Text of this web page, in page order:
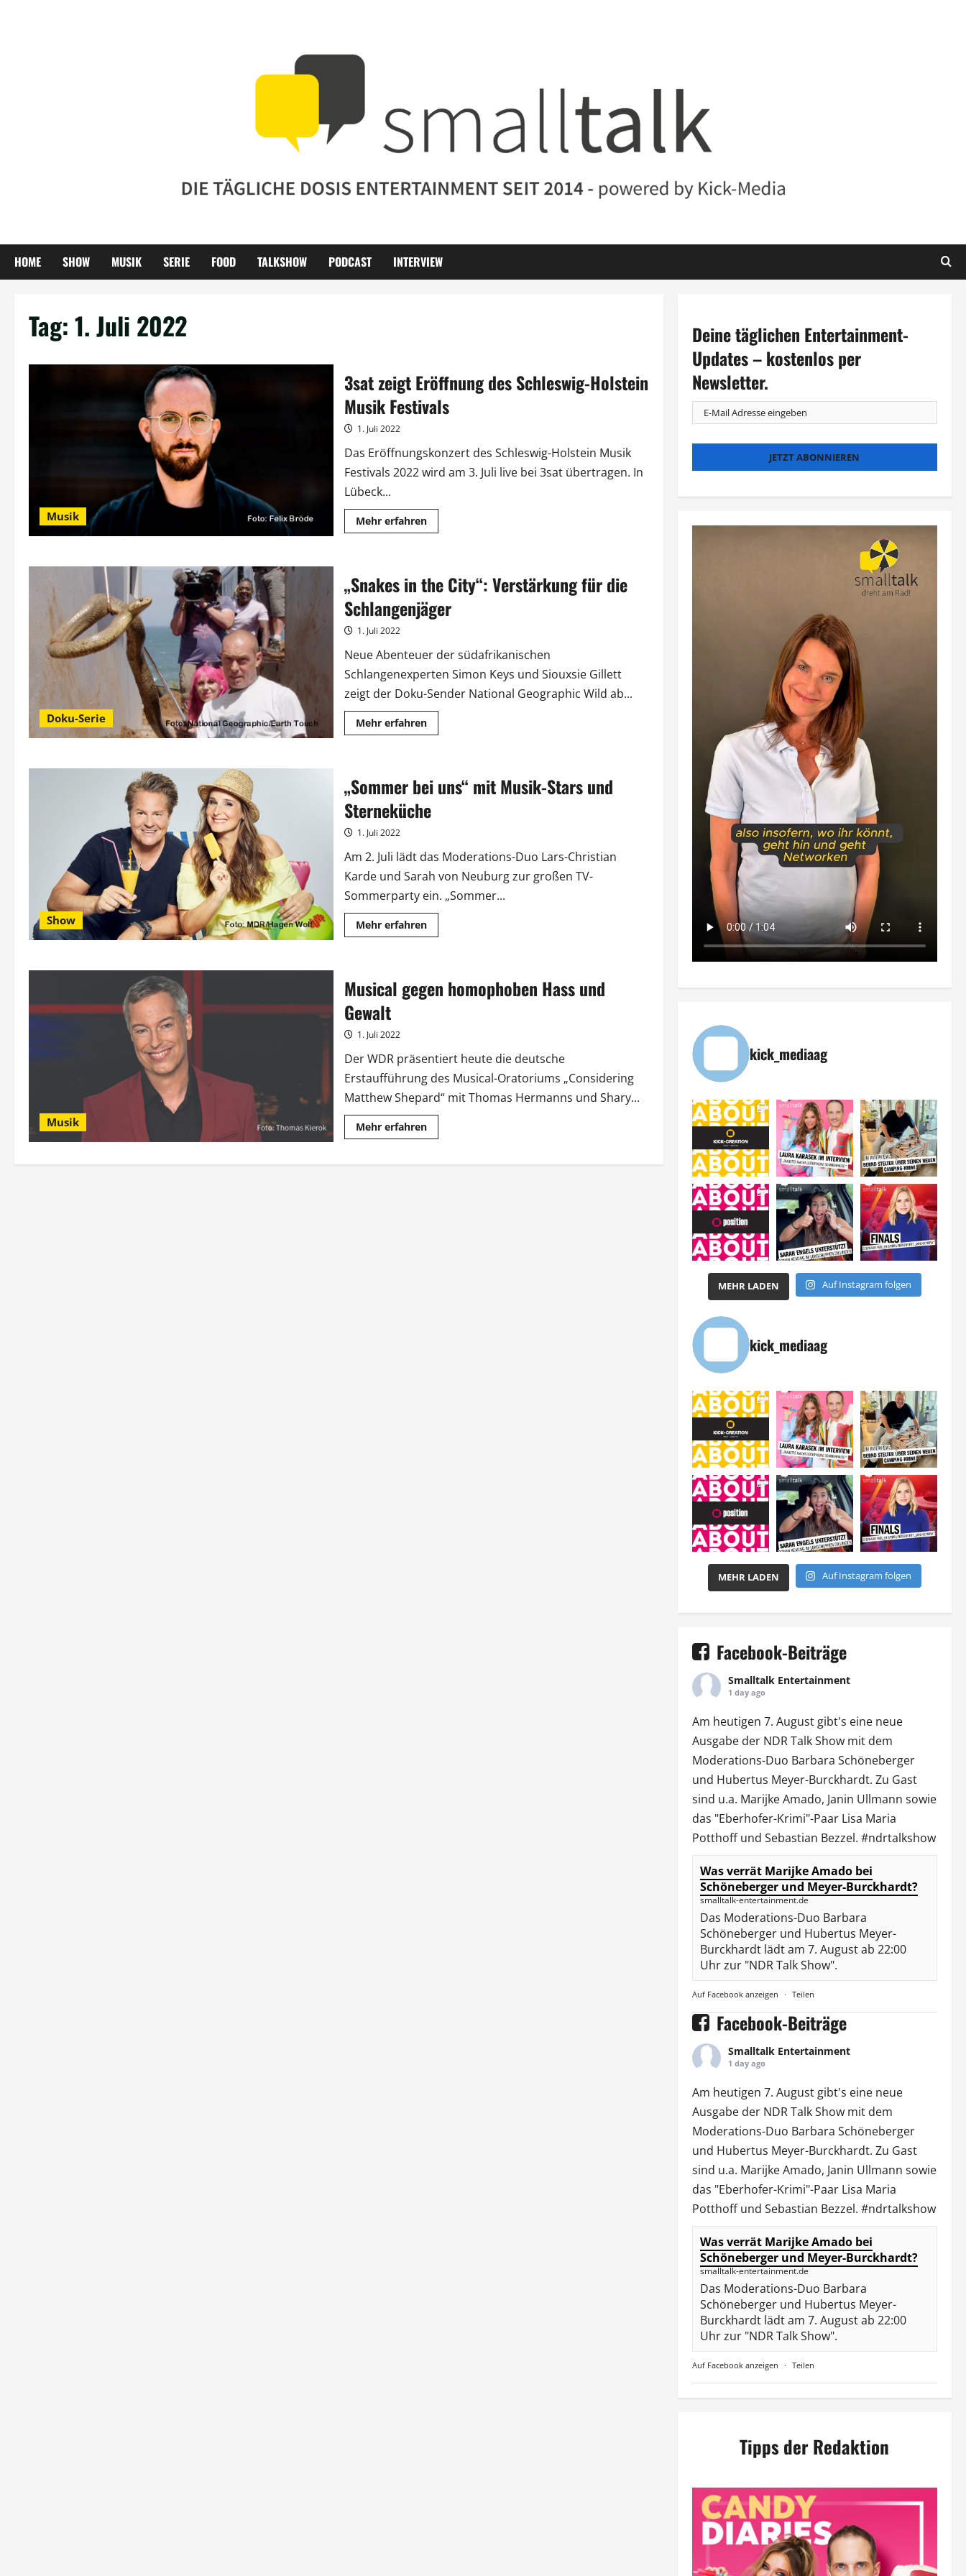
HOME SHOW MUSIK SERIE FOOD TALKSHOW PODCAST INTERVIEW
Tag:1. Juli 2022
Musik
3sat zeigt Eröffnung des Schleswig-Holstein
Musik Festivals
1. Juli 2022
Das Eröffnungskonzert des Schleswig-Holstein Musik
Festivals 2022 wird am 3. Juli live bei 3sat übertragen. In
Lübeck...
Mehr erfahrenMehr
Informationen
des
Schleswig-
Holstein
Musik
Festivals
Doku-Serie
„Snakes in the City“: Verstärkung für die
Schlangenjäger
1. Juli 2022
Neue Abenteuer der südafrikanischen
Schlangenexperten Simon Keys und Siouxsie Gillett
zeigt der Doku-Sender National Geographic Wild ab...
Mehr erfahrenMehr
Informationen
City“:
Verstärkung
die
Schlangenjäger
Show
„Sommer bei uns“ mit Musik-Stars und
Sterneküche
1. Juli 2022
Am 2. Juli lädt das Moderations-Duo Lars-Christian
Karde und Sarah von Neuburg zur großen TV-
Sommerparty ein. „Sommer...
Mehr erfahrenMehr
Informationen
mit
Musik-
Musik
Musical gegen homophoben Hass und
Gewalt
1. Juli 2022
Der WDR präsentiert heute die deutsche
Erstaufführung des Musical-Oratoriums „Considering
Matthew Shepard“ mit Thomas Hermanns und Shary...
Mehr erfahrenMehr
Informationen
gegen
Deine täglichen Entertainment-
Updates – kostenlos per
Newsletter.
kick_mediaag
MEHR LADEN Auf Instagram folgen
kick_mediaag
MEHR LADEN Auf Instagram folgen
Facebook-Beiträge
Smalltalk Entertainment
1 day ago
Am heutigen 7. August gibt's eine neue
Ausgabe der NDR Talk Showmit dem
Moderations-Duo Barbara Schöneberger
und Hubertus Meyer-Burckhardt. Zu Gast
sind u.a. Marijke Amado, Janin Ullmann sowie
das "Eberhofer-Krimi"-Paar Lisa Maria
Potthoff und Sebastian Bezzel. #ndrtalkshow
Was verrät Marijke Amado bei
Schöneberger und Meyer-Burckhardt?
smalltalk-entertainment.de
Das Moderations-Duo Barbara
Schöneberger und Hubertus Meyer-
Burckhardt lädt am 7. August ab 22:00
Uhr zur "NDR Talk Show".
Auf Facebook anzeigen · Teilen
Facebook-Beiträge
Smalltalk Entertainment
1 day ago
Am heutigen 7. August gibt's eine neue
Ausgabe der NDR Talk Showmit dem
Moderations-Duo Barbara Schöneberger
und Hubertus Meyer-Burckhardt. Zu Gast
sind u.a. Marijke Amado, Janin Ullmann sowie
das "Eberhofer-Krimi"-Paar Lisa Maria
Potthoff und Sebastian Bezzel. #ndrtalkshow
Was verrät Marijke Amado bei
Schöneberger und Meyer-Burckhardt?
smalltalk-entertainment.de
Das Moderations-Duo Barbara
Schöneberger und Hubertus Meyer-
Burckhardt lädt am 7. August ab 22:00
Uhr zur "NDR Talk Show".
Auf Facebook anzeigen · Teilen
Tipps der Redaktion